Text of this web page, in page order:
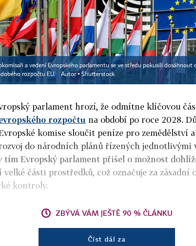
a vedení Evropského parlamentu se ve středu pokusili dosáhnout
rozpočtu EU.
Autor ▪ Shutterstock
parlament hrozí, že odmítne klíčovou
rozpočtu na období po roce 2028.
komise sloučit peníze pro zemědělství
do národních plánů řízených jednotlivými
tím Evropský parlament přišel o možnost
velké části prostředků, což označuje za zásadní
kontroly.
ZBÝVÁ VÁM JEŠTĚ 90 % ČLÁNKU
Číst dál za